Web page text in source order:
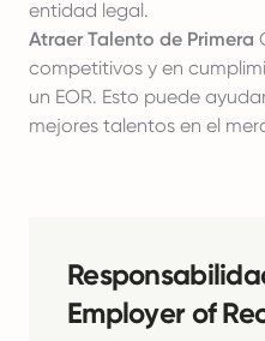
entidad legal.
Atraer Talento de Primera
competitivos y en
un EOR. Esto puede
mejores talentos en el
Employer of